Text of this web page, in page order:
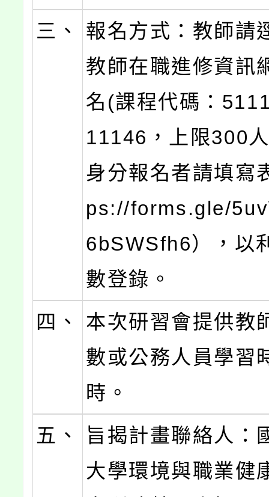
三、
報名方式：教師請
教師在職進修資訊
名(課程代碼：
11146，上限300
身分報名者請填寫
ps://forms.gle/
6bSWSfh6），以
數登錄。
四、
本次研習會提供教
數或公務人員學習
時。
五、
旨揭計畫聯絡人：
大學環境與職業健